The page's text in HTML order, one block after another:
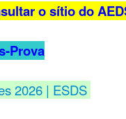
o sítio do
Prova
2026 | ESDS